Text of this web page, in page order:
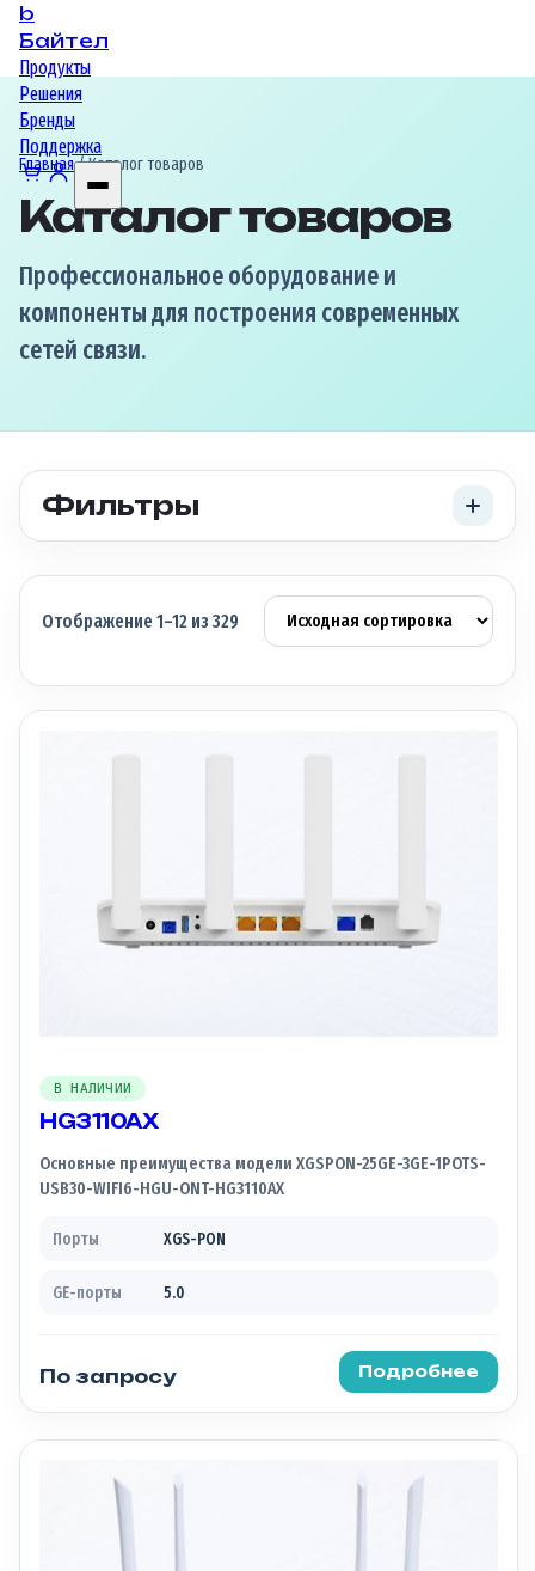
b
Байтел
Продукты
Решения
Бренды
Поддержка
Главная/ Каталог товаров
Каталог товаров
Профессиональное оборудование и
компоненты для построения современных
сетей связи.
Фильтры
Отображение 1–12 из 329
В НАЛИЧИИ
HG3110AX
Основные преимущества модели XGSPON-25GE-3GE-1POTS-
USB30-WIFI6-HGU-ONT-HG3110AX
Порты XGS-PON
GE-порты 5.0
По запросу Подробнее